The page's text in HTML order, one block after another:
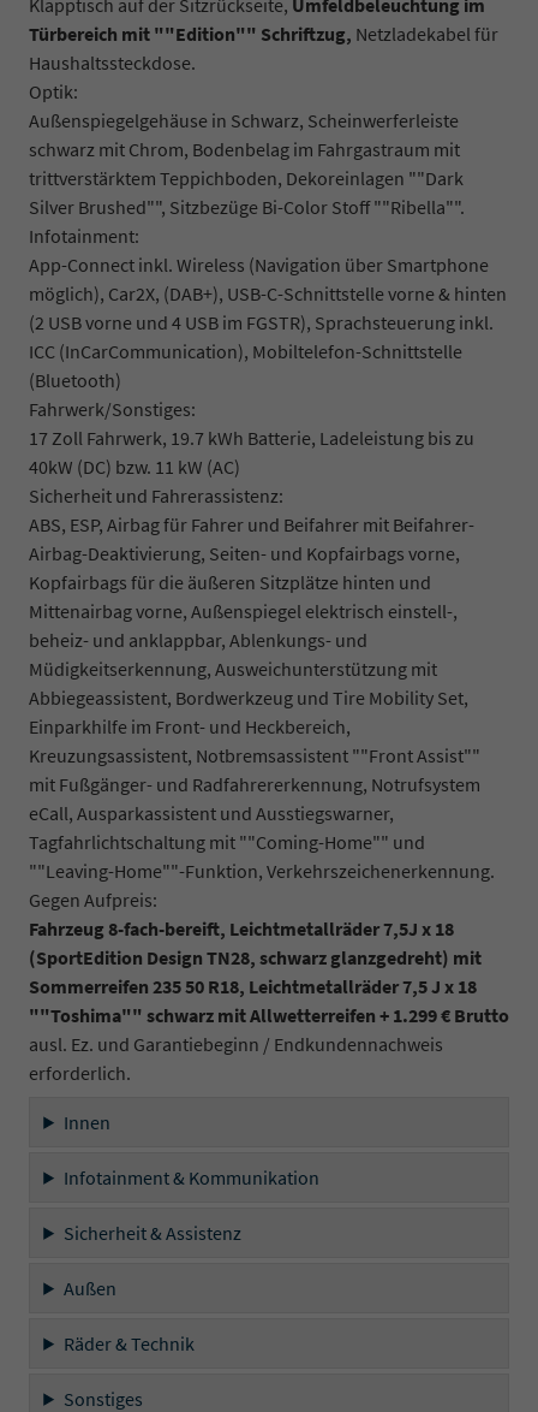
Türbereich mit ""Edition"" Schriftzug, Netzladekabel für
Haushaltssteckdose.
Optik:
Außenspiegelgehäuse in Schwarz, Scheinwerferleiste
schwarz mit Chrom, Bodenbelag im Fahrgastraum mit
trittverstärktem Teppichboden, Dekoreinlagen ""Dark
Silver Brushed"", Sitzbezüge Bi-Color Stoff ""Ribella"".
Infotainment:
App-Connect inkl. Wireless (Navigation über Smartphone
möglich), Car2X, (DAB+), USB-C-Schnittstelle vorne & hinten
(2 USB vorne und 4 USB im FGSTR), Sprachsteuerung inkl.
ICC (InCarCommunication), Mobiltelefon-Schnittstelle
(Bluetooth)
Fahrwerk/Sonstiges:
17 Zoll Fahrwerk, 19.7 kWh Batterie, Ladeleistung bis zu
40kW (DC) bzw. 11 kW (AC)
Sicherheit und Fahrerassistenz:
ABS, ESP, Airbag für Fahrer und Beifahrer mit Beifahrer-
Airbag-Deaktivierung, Seiten- und Kopfairbags vorne,
Kopfairbags für die äußeren Sitzplätze hinten und
Mittenairbag vorne, Außenspiegel elektrisch einstell-,
beheiz- und anklappbar, Ablenkungs- und
Müdigkeitserkennung, Ausweichunterstützung mit
Abbiegeassistent, Bordwerkzeug und Tire Mobility Set,
Einparkhilfe im Front- und Heckbereich,
Kreuzungsassistent, Notbremsassistent ""Front Assist""
mit Fußgänger- und Radfahrererkennung, Notrufsystem
eCall, Ausparkassistent und Ausstiegswarner,
Tagfahrlichtschaltung mit ""Coming-Home"" und
""Leaving-Home""-Funktion, Verkehrszeichenerkennung.
Gegen Aufpreis:
Fahrzeug 8-fach-bereift, Leichtmetallräder 7,5J x 18
(SportEdition Design TN28, schwarz glanzgedreht) mit
Sommerreifen 235 50 R18, Leichtmetallräder 7,5 J x 18
""Toshima"" schwarz mit Allwetterreifen + 1.299 € Brutto
ausl. Ez. und Garantiebeginn / Endkundennachweis
erforderlich.
Innen
Infotainment & Kommunikation
Sicherheit & Assistenz
Außen
Räder & Technik
Sonstiges